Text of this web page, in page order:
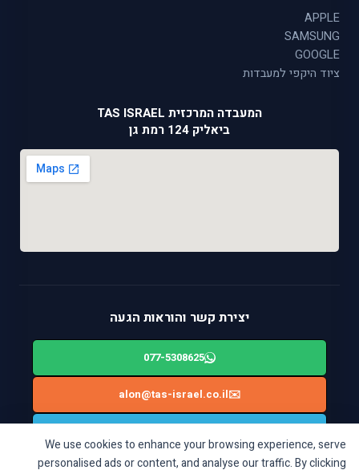
We use cookies to enhance your browsing experience, serve
personalised ads or content, and analyse our traffic. By clicking
APPLE
SAMSUNG
GOOGLE
ציוד היקפי למעבדות
המעבדה המרכזית TAS ISRAEL
ביאליק 124 רמת גן
יצירת קשר והוראות הגעה
077-5308625
✉️
alon@tas-israel.co.il